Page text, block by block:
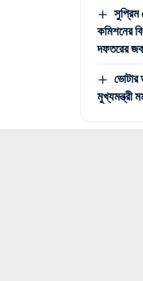
সুপ্রিম
কমিশনের
দফতরের
ভোটার
মুখ্যমন্ত্রী